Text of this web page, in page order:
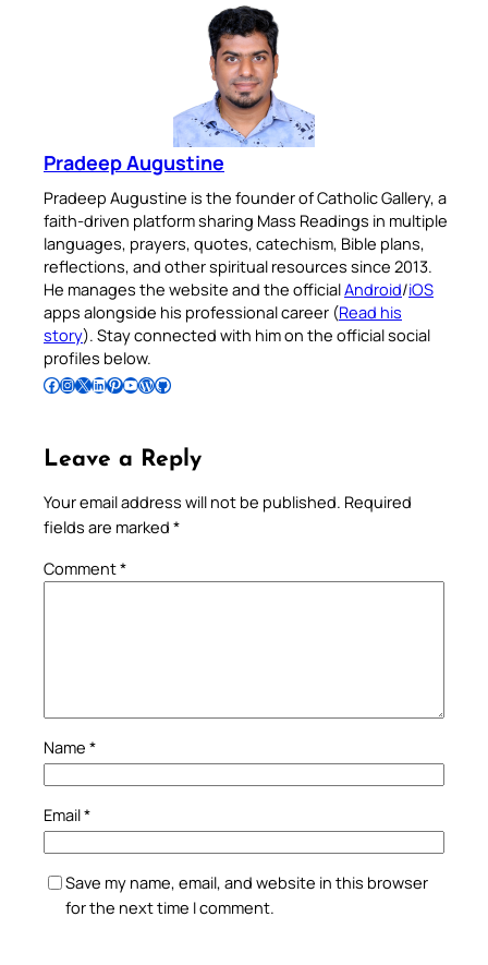
Pradeep Augustine
Pradeep Augustine is the founder of Catholic Gallery, a
faith-driven platform sharing Mass Readings in multiple
languages, prayers, quotes, catechism, Bible plans,
reflections, and other spiritual resources since 2013.
He manages the website and the officialAndroid/iOS
apps alongside his professional career (Read his
story). Stay connected with him on the official social
profiles below.
Follow Pradeep on Facebook Follow Pradeep on InstagramFollow Pradeep on X Follow Pradeep on LinkedIn Follow Pradeep on Pinterest Subscribe to Pradeep’s Youtube Channel Follow Pradeep on WordPress Follow Pradeep on GitHub
Leave a Reply
Your email address will not be published. Required
fields are marked *
Comment*
Name *
Email*
Save my name, email, and website in this browser
for the next time I comment.